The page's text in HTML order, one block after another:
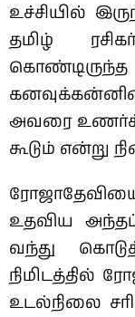
உச்சியில்
தமிழ்
அவரை
கூடும் என்று
உதவிய
வந்து
நிமிடத்தில்
உடல்நிலை